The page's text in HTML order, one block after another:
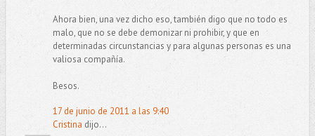
Ahora bien, una vez dicho eso, también digo que no todo es
malo, que no se debe demonizar ni prohibir, y que en
determinadas circunstancias y para algunas personas es una
valiosa compañía.
Besos.
17 de junio de 2011 a las 9:40
Cristina dijo...